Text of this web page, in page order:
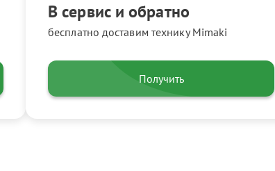
В сервис и обратно
бесплатно доставим технику Mimaki
Получить